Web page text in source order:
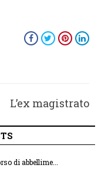
L’ex magistrato
a Porto San
per riflettere
di abbellime...